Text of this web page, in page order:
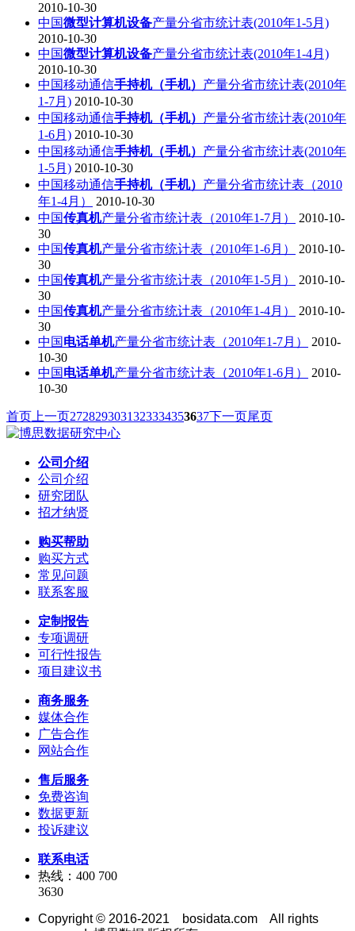
2010-10-30
中国微型计算机设备产量分省市统计表(2010年1-5月)
2010-10-30
中国微型计算机设备产量分省市统计表(2010年1-4月)
2010-10-30
中国移动通信手持机（手机） 产量分省市统计表(2010年
1-7月) 2010-10-30
中国移动通信手持机（手机） 产量分省市统计表(2010年
1-6月) 2010-10-30
中国移动通信手持机（手机） 产量分省市统计表(2010年
1-5月) 2010-10-30
中国移动通信手持机（手机） 产量分省市统计表（2010
年1-4月）
2010-10-30
中国传真机产量分省市统计表（2010年1-7月）
2010-10-
30
中国传真机产量分省市统计表（2010年1-6月）
2010-10-
30
中国传真机产量分省市统计表（2010年1-5月）
2010-10-
30
中国传真机产量分省市统计表（2010年1-4月）
2010-10-
30
中国电话单机产量分省市统计表（2010年1-7月）
2010-
10-30
中国电话单机产量分省市统计表（2010年1-6月）
2010-
10-30
首页上一页2728293031323334353637下一页尾页
公司介绍
公司介绍
研究团队
招才纳贤
购买帮助
购买方式
常见问题
联系客服
定制报告
专项调研
可行性报告
项目建议书
商务服务
媒体合作
广告合作
网站合作
售后服务
免费咨询
数据更新
投诉建议
联系电话
热线：400 700
3630
Copyright © 2016-2021 bosidata.com All rights